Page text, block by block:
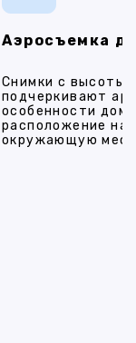
Аэросъемка
Снимки с высоты
подчеркивают
особенности
расположение на
окружающую